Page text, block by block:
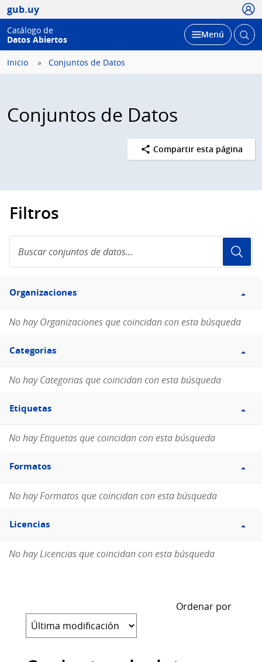
gub.uy
Catálogo de
Datos Abiertos
Desplegar
Menú Abrir
Inicio Conjuntos de Datos
Conjuntos de Datos
Compartir esta página
Filtros
conjuntos
de
Filtro
Organizaciones
Organizaciones
No hay Organizaciones que coincidan con esta búsqueda
Filtro
Categorias
Categorias
No hay Categorias que coincidan con esta búsqueda
Filtro
Etiquetas
Etiquetas
No hay Etiquetas que coincidan con esta búsqueda
Filtro
Formatos
Formatos
No hay Formatos que coincidan con esta búsqueda
Filtro
Licencias
Licencias
No hay Licencias que coincidan con esta búsqueda
Ordenar por